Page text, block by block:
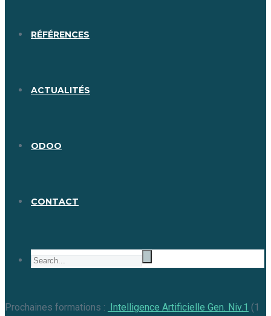
RÉFÉRENCES
ACTUALITÉS
ODOO
CONTACT
Prochaines formations : Intelligence Artificielle Gen. Niv.1 (1